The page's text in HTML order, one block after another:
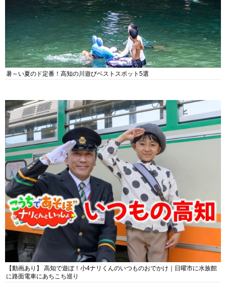
暑～い夏のド定番！高知の川遊びベストスポット5選
【動画あり】 高知で遊ぼ！小4ナリくんのいつものおでかけ｜日曜市に水族館
に路面電車にあちこち巡り